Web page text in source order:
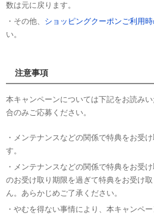
数は元に戻ります。
・その他、 ショッピングクーポンご利用
い。
注意事項
本キャンペーンについては下記をお読み
合のみご応募ください。
・メンテナンスなどの関係で特典をお受
す。
・メンテナンスなどの関係で特典をお受
のお受け取り期限を過ぎて特典をお受け
ん。あらかじめご了承ください。
・やむを得ない事情により、本キャンペ